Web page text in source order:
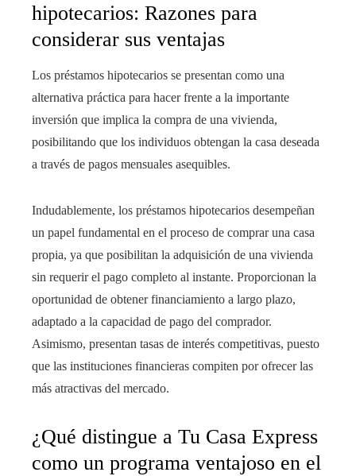
hipotecarios: Razones para
considerar sus ventajas
Los préstamos hipotecarios se presentan como una
alternativa práctica para hacer frente a la importante
inversión que implica la compra de una vivienda,
posibilitando que los individuos obtengan la casa deseada
a través de pagos mensuales asequibles.
Indudablemente, los préstamos hipotecarios desempeñan
un papel fundamental en el proceso de comprar una casa
propia, ya que posibilitan la adquisición de una vivienda
sin requerir el pago completo al instante. Proporcionan la
oportunidad de obtener financiamiento a largo plazo,
adaptado a la capacidad de pago del comprador.
Asimismo, presentan tasas de interés competitivas, puesto
que las instituciones financieras compiten por ofrecer las
más atractivas del mercado.
¿Qué distingue a Tu Casa Express
como un programa ventajoso en el